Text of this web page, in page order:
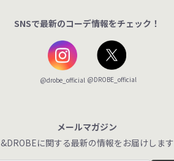
SNSで最新のコーデ情報をチェック！
@drobe_official @DROBE_official
メールマガジン
&DROBEに関する最新の情報をお届けします